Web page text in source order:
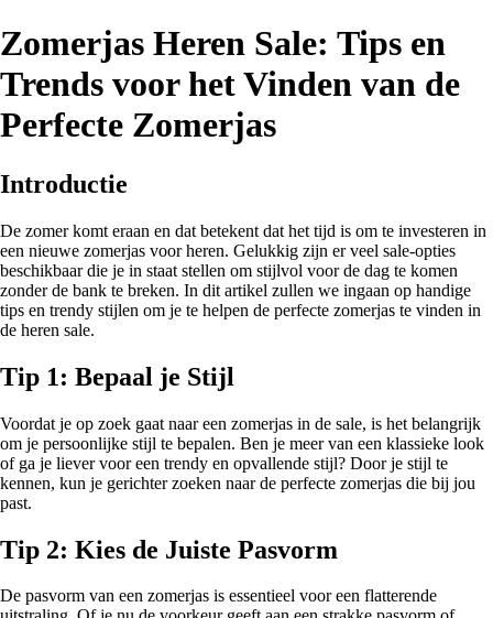
Zomerjas Heren Sale: Tips en
Trends voor het Vinden van de
Perfecte Zomerjas
Introductie
De zomer komt eraan en dat betekent dat het tijd is om te investeren in
een nieuwe zomerjas voor heren. Gelukkig zijn er veel sale-opties
beschikbaar die je in staat stellen om stijlvol voor de dag te komen
zonder de bank te breken. In dit artikel zullen we ingaan op handige
tips en trendy stijlen om je te helpen de perfecte zomerjas te vinden in
de heren sale.
Tip 1: Bepaal je Stijl
Voordat je op zoek gaat naar een zomerjas in de sale, is het belangrijk
om je persoonlijke stijl te bepalen. Ben je meer van een klassieke look
of ga je liever voor een trendy en opvallende stijl? Door je stijl te
kennen, kun je gerichter zoeken naar de perfecte zomerjas die bij jou
past.
Tip 2: Kies de Juiste Pasvorm
De pasvorm van een zomerjas is essentieel voor een flatterende